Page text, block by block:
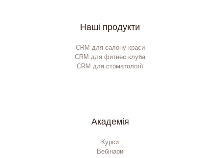
Наші продукти
CRM для салону краси
CRM для фитнес клуба
CRM для стоматології
Академія
Курси
Вебінари